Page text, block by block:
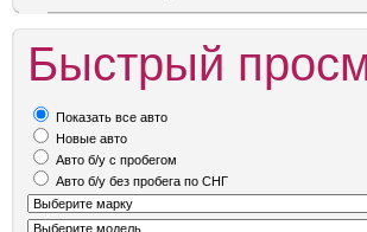
Быстрый
Показать все авто
Новые авто
Авто б/у с пробегом
Авто б/у без пробега по СНГ